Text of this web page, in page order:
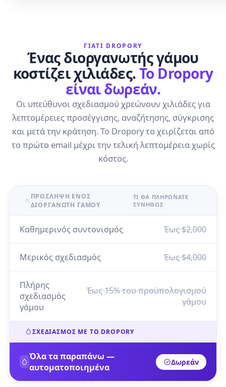
ΓΙΑΤΊ DROPORY
Ένας διοργανωτής γάμου
κοστίζει χιλιάδες.Το Dropory
είναι δωρεάν.
Οι υπεύθυνοι σχεδιασμού χρεώνουν χιλιάδες για
λεπτομέρειες προσέγγισης, αναζήτησης, σύγκρισης
και μετά την κράτηση. Το Dropory το χειρίζεται από
το πρώτο email μέχρι την τελική λεπτομέρεια χωρίς
κόστος.
ΠΡΌΣΛΗΨΗ ΕΝΌΣ
ΔΙΟΡΓΑΝΩΤΉ ΓΆΜΟΥ
ΤΙ ΘΑ ΠΛΗΡΏΝΑΤΕ
ΣΥΝΉΘΩΣ
Καθημερινός συντονισμός Έως $2,000
Μερικός σχεδιασμός Έως $4,000
Πλήρης
σχεδιασμός
γάμου
Έως 15% του προϋπολογισμού
γάμου
ΣΧΕΔΙΑΣΜΌΣ ΜΕ ΤΟ DROPORY
Όλα τα παραπάνω —
αυτοματοποιημένα
Δωρεάν